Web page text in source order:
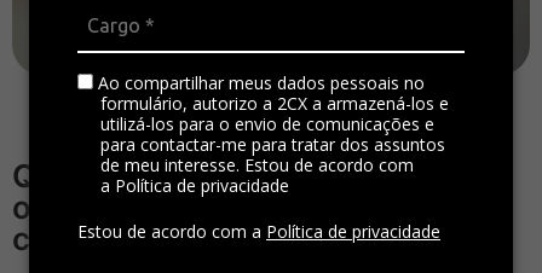
Ao compartilhar meus dados pessoais no
formulário, autorizo a 2CX a armazená-los e
utilizá-los para o envio de comunicações e
para contactar-me para tratar dos assuntos
de meu interesse. Estou de acordo com
a Política de privacidade
Estou de acordo com a Política de privacidade
Qual o melhor horário para
operações ativas ligarem para os
clientes?